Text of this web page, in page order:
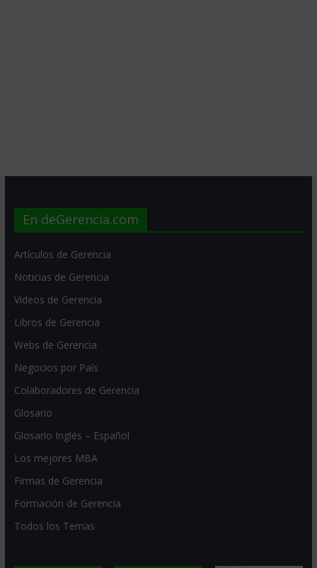
En deGerencia.com
Artículos de Gerencia
Noticias de Gerencia
Videos de Gerencia
Libros de Gerencia
Webs de Gerencia
Negocios por País
Colaboradores de Gerencia
Glosario
Glosario Inglés – Español
Los mejores MBA
Firmas de Gerencia
Formación de Gerencia
Todos los Temas